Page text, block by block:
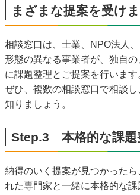
まざまな提案を受け
相談窓口は、士業、NPO法人
形態の異なる事業者が、独自
に課題整理とご提案を行います
ぜひ、複数の相談窓口で相談
知りましょう。
Step.3 本格的な課題
納得のいく提案が見つかった
れた専門家と一緒に本格的な